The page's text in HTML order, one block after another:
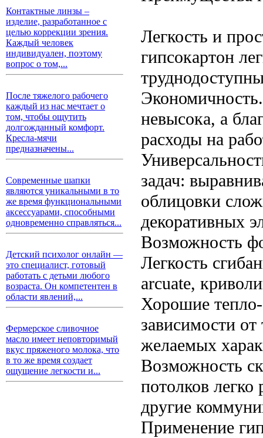
Контактные линзы –
изделие, разработанное с
целью коррекции зрения.
Каждый человек
индивидуален, поэтому
вопрос о том,...
После тяжелого рабочего
каждый из нас мечтает о
том, чтобы ощутить
долгожданный комфорт.
Кресла-мячи
предназначены...
Современные шапки
являются уникальными в то
же время функциональными
аксессуарами, способными
одновременно справляться...
Детский психолог онлайн —
это специалист, готовый
работать с детьми любого
возраста. Он компетентен в
области явлений,...
Фермерское сливочное
масло имеет неповторимый
вкус пряженого молока, что
в то же время создает
ощущение легкости и...
Легкость и
гипсокартон
невысока, а
расходы на
задач:
облицовки
декоративных
Возможность
Легкость
arcuate,
Хорошие
зависимости
желаемых
Возможность
потолков легко
другие
Применение